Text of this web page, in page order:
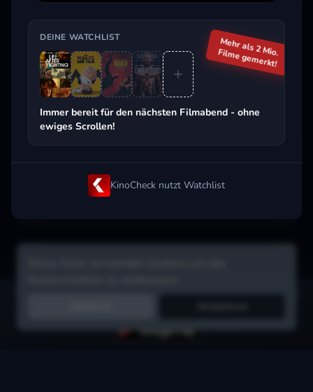
Beliebt beim Streaming
Filme in Sekunden merken, Tipps von
DEINE WATCHLIST
Immer bereit für den nächsten Filmabend - ohne
ewiges Scrollen!
Mehr als 2 Mio.
Filme gemerkt!
KinoCheck nutzt Watchlist